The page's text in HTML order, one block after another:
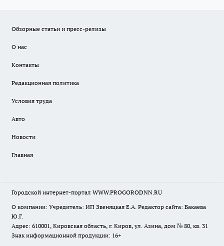
Обзорные статьи и пресс-релизы
О нас
Контакты
Редакционная политика
Условия труда
Авто
Новости
Главная
Городской интернет-портал WWW.PROGORODNN.RU
О компании: Учредитель: ИП Звеняцкая Е.А. Редактор сайта: Бакаева
Ю.Г.
Адрес: 610001, Кировская область, г. Киров, ул. Азина, дом № 80, кв. 31
Знак информационной продукции: 16+